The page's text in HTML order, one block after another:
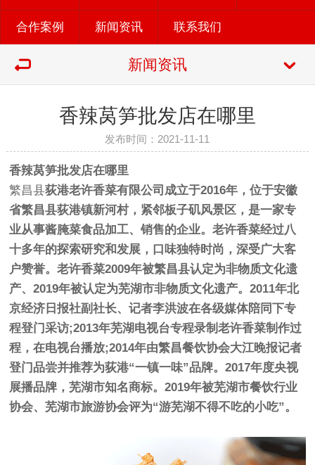
合作案例 新闻资讯 联系我们
新闻资讯
香辣莴笋批发店在哪里
发布时间：2021-11-11
香辣莴笋批发店在哪里
繁昌县荻港老许香菜有限公司成立于2016年，位于安徽
省繁昌县荻港镇新河村，紧邻板子矶风景区，是一家专
业从事酱腌菜食品加工、销售的企业。老许香菜经过八
十多年的探索研究和发展，口味独特时尚，深受广大客
户赞誉。老许香菜2009年被繁昌县认定为非物质文化遗
产、2019年被认定为芜湖市非物质文化遗产。2011年北
京经济日报社副社长、记者李洪波在各级媒体陪同下专
程登门采访;2013年芜湖电视台专程录制老许香菜制作过
程，在电视台播放;2014年由繁昌餐饮协会大江晚报记者
登门品尝并推荐为荻港“一镇一味”品牌。2017年度央视
展播品牌，芜湖市知名商标。2019年被芜湖市餐饮行业
协会、芜湖市旅游协会评为“游芜湖不得不吃的小吃”。